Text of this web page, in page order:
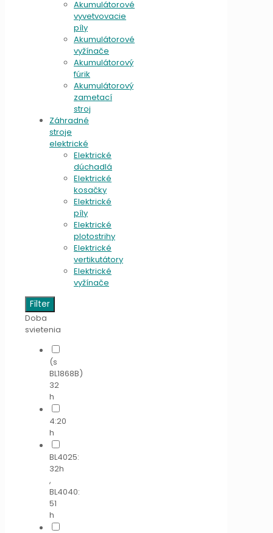
Akumulátorové
vyvetvovacie
píly
Akumulátorové
vyžínače
Akumulátorový
fúrik
Akumulátorový
zametací
stroj
Záhradné
stroje
elektrické
Elektrické
dúchadlá
Elektrické
kosačky
Elektrické
píly
Elektrické
plotostrihy
Elektrické
vertikutátory
Elektrické
vyžínače
Filter
Doba
svietenia
(s
BL1868B)
32
h
4:20
h
BL4025:
32h
,
BL4040:
51
h